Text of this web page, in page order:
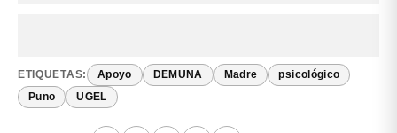
ETIQUETAS: Apoyo DEMUNA Madre psicológico
Puno UGEL